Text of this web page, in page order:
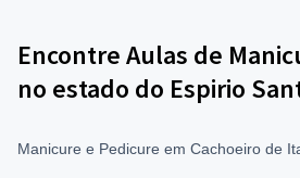
Encontre Aulas de
no estado do Espirio
Manicure e Pedicure em Cachoeiro de